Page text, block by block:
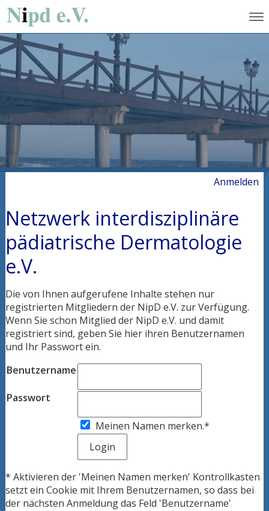
Anmelden
Netzwerk interdisziplinäre
pädiatrische Dermatologie
e.V.
Die von Ihnen aufgerufene Inhalte stehen nur
registrierten Mitgliedern der NipD e.V. zur Verfügung.
Wenn Sie schon Mitglied der NipD e.V. und damit
registriert sind, geben Sie hier ihren Benutzernamen
und Ihr Passwort ein.
Benutzername
Passwort
Meinen Namen merken.*
* Aktivieren der 'Meinen Namen merken' Kontrollkasten
setzt ein Cookie mit Ihrem Benutzernamen, so dass bei
der nächsten Anmeldung das Feld 'Benutzername'